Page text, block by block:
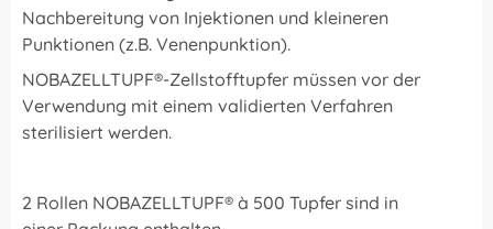
Nachbereitung von Injektionen und kleineren
Punktionen (z.B. Venenpunktion).
NOBAZELLTUPF®-Zellstofftupfer müssen vor der
Verwendung mit einem validierten Verfahren
sterilisiert werden.
2 Rollen NOBAZELLTUPF® à 500 Tupfer sind in